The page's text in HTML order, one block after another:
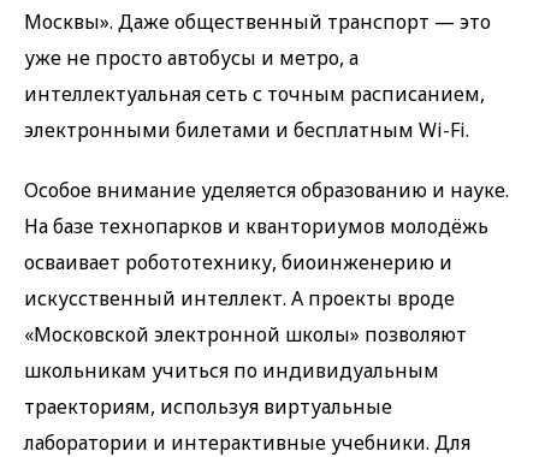
Москвы». Даже общественный транспорт — это
уже не просто автобусы и метро, а
интеллектуальная сеть с точным расписанием,
электронными билетами и бесплатным Wi-Fi.
Особое внимание уделяется образованию и науке.
На базе технопарков и кванториумов молодёжь
осваивает робототехнику, биоинженерию и
искусственный интеллект. А проекты вроде
«Московской электронной школы» позволяют
школьникам учиться по индивидуальным
траекториям, используя виртуальные
лаборатории и интерактивные учебники. Для